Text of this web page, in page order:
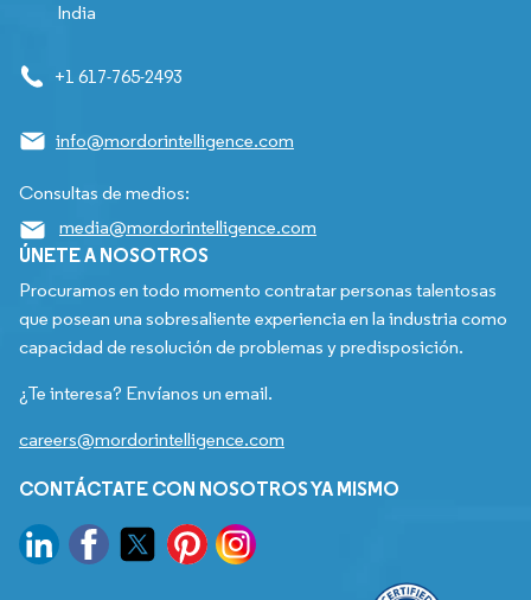
India
+1 617-765-2493
info@mordorintelligence.com
Consultas de medios:
media@mordorintelligence.com
ÚNETE A NOSOTROS
Procuramos en todo momento contratar personas talentosas
que posean una sobresaliente experiencia en la industria como
capacidad de resolución de problemas y predisposición.
¿Te interesa? Envíanos un email.
careers@mordorintelligence.com
CONTÁCTATE CON NOSOTROS YA MISMO